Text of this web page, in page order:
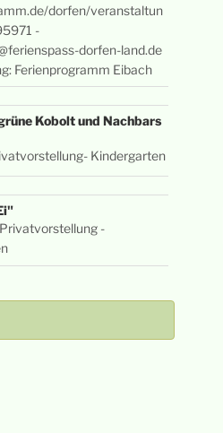
dorfen/veranstaltun
-
dorfen-land.de
Ferienprogramm Eibach
Kobolt und Nachbars
Kindergarten
Privatvorstellung -